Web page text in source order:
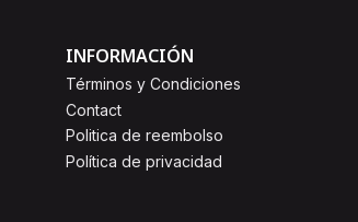
INFORMACIÓN
Términos y Condiciones
Contact
Politica de reembolso
Política de privacidad